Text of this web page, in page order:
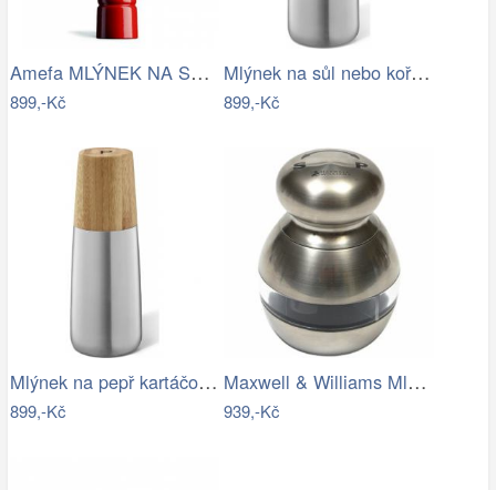
Amefa MLÝNEK NA SŮL A PEPŘ 35CM ČERVENÝ…
899,-Kč
Mlýnek na sůl nebo koření kartáčovaný…
899,-Kč
Mlýnek na pepř kartáčovaný nerez a…
899,-Kč
Maxwell & Williams Mlýnek na sůl a…
939,-Kč